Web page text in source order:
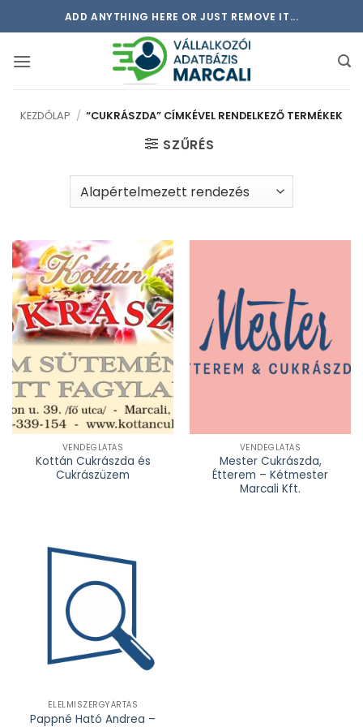
to
ADD ANYTHING HERE OR JUST REMOVE IT...
KEZDŐLAP / “CUKRÁSZDA” CÍMKÉVEL RENDELKEZŐ TERMÉKEK
SZŰRÉS
VENDÉGLÁTÁS
Kottán Cukrászda és
Cukrászüzem
VENDÉGLÁTÁS
Mester Cukrászda,
Étterem – Kétmester
Marcali Kft.
ÉLELMISZERGYÁRTÁS
Pappné Ható Andrea –